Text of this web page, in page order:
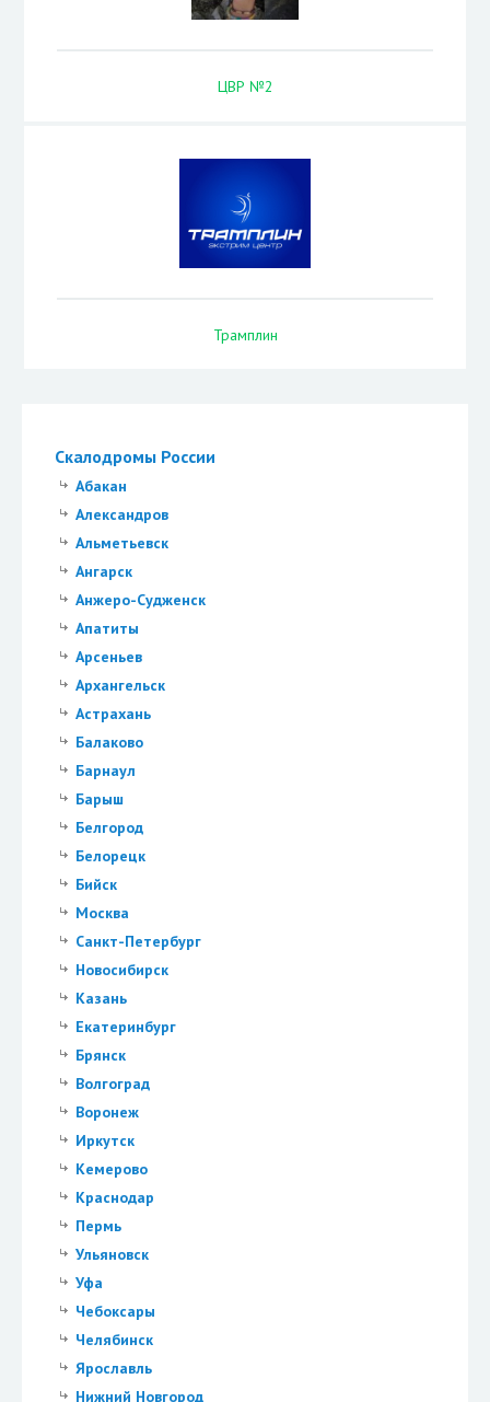
Скалодромы России
Абакан
Александров
Альметьевск
Ангарск
Анжеро-Судженск
Апатиты
Арсеньев
Архангельск
Астрахань
Балаково
Барнаул
Барыш
Белгород
Белорецк
Бийск
Москва
Санкт-Петербург
Новосибирск
Казань
Екатеринбург
Брянск
Волгоград
Воронеж
Иркутск
Кемерово
Краснодар
Пермь
Ульяновск
Уфа
Чебоксары
Челябинск
Ярославль
Нижний Новгород
ЦВР №2
Трамплин